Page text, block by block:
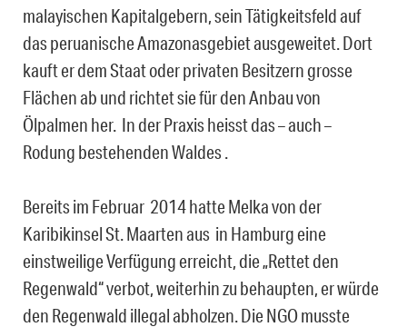
malayischen Kapitalgebern, sein Tätigkeitsfeld auf
das peruanische Amazonasgebiet ausgeweitet. Dort
kauft er dem Staat oder privaten Besitzern grosse
Flächen ab und richtet sie für den Anbau von
Ölpalmen her. In der Praxis heisst das – auch –
Rodung bestehenden Waldes .
Bereits im Februar 2014 hatte Melka von der
Karibikinsel St. Maarten aus in Hamburg eine
einstweilige Verfügung erreicht, die „Rettet den
Regenwald“ verbot, weiterhin zu behaupten, er würde
den Regenwald illegal abholzen. Die NGO musste